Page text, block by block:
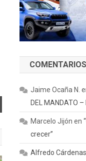
Jaime Ocaña N.
DEL MANDATO
Marcelo Jijón en
crecer”
Alfredo Cárdenas